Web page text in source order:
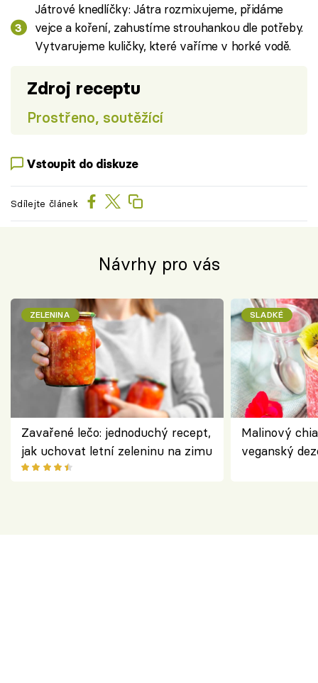
Játrové knedlíčky: Játra rozmixujeme, přidáme
vejce a koření, zahustíme strouhankou dle potřeby.
Vytvarujeme kuličky, které vaříme v horké vodě.
Zdroj receptu
Prostřeno, soutěžící
Vstoupit do diskuze
Sdílejte článek
Návrhy pro vás
ZELENINA
Zavařené lečo: jednoduchý recept,
jak uchovat letní zeleninu na zimu
SLADKÉ
Malinový
veganský